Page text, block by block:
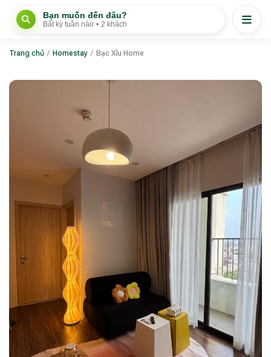
Bạn muốn đến đâu?
Bất kỳ tuần nào • 2 khách
Trang chủ / Homestay / Bạc Xỉu Home